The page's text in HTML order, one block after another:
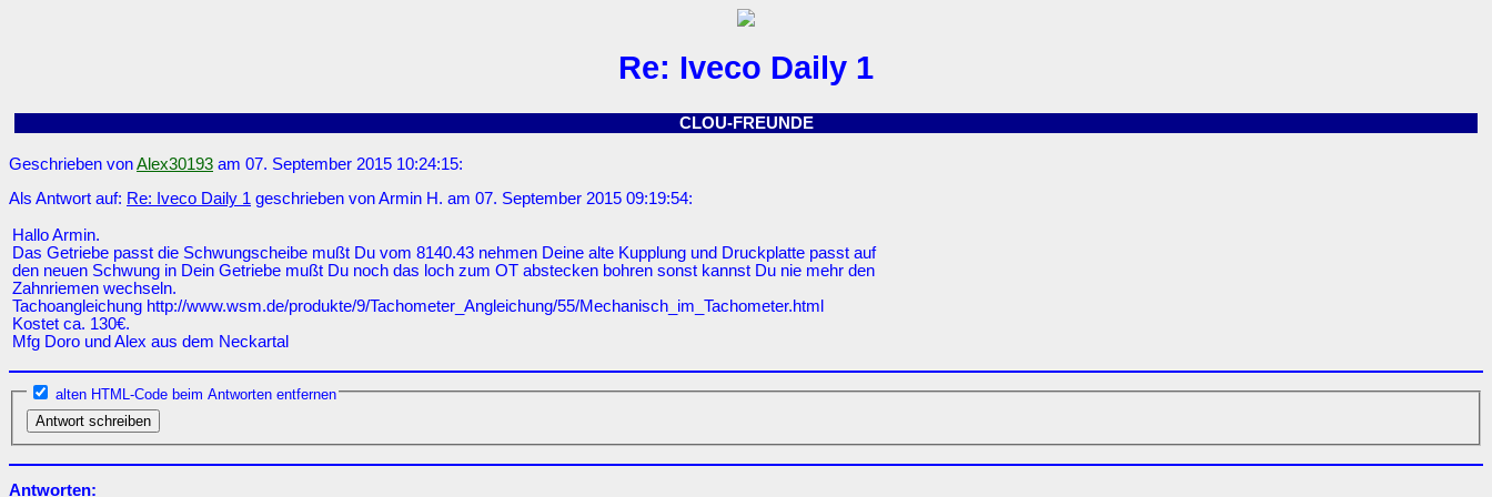
Re: Iveco Daily 1
CLOU-FREUNDE
Geschrieben vonAlex30193 am 07. September 2015 10:24:15:
Als Antwort auf: Re: Iveco Daily 1 geschrieben von Armin H. am 07. September 2015 09:19:54:
Hallo Armin.
Das Getriebe passt die Schwungscheibe mußt Du vom 8140.43 nehmen Deine alte Kupplung und Druckplatte passt auf
den neuen Schwung in Dein Getriebe mußt Du noch das loch zum OT abstecken bohren sonst kannst Du nie mehr den
Zahnriemen wechseln.
Tachoangleichung http://www.wsm.de/produkte/9/Tachometer_Angleichung/55/Mechanisch_im_Tachometer.html
Kostet ca. 130€.
Mfg Doro und Alex aus dem Neckartal
alten HTML-Code beim Antworten entfernen
Antworten: